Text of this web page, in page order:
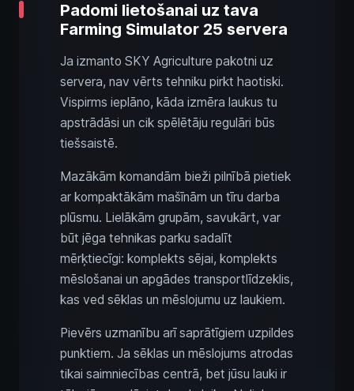
Padomi lietošanai uz tava
Farming Simulator 25 servera
Ja izmanto SKY Agriculture pakotni uz
servera, nav vērts tehniku pirkt haotiski.
Vispirms ieplāno, kāda izmēra laukus tu
apstrādāsi un cik spēlētāju regulāri būs
tiešsaistē.
Mazākām komandām bieži pilnībā pietiek
ar kompaktākām mašīnām un tīru darba
plūsmu. Lielākām grupām, savukārt, var
būt jēga tehnikas parku sadalīt
mērķtiecīgi: komplekts sējai, komplekts
mēslošanai un apgādes transportlīdzeklis,
kas ved sēklas un mēslojumu uz laukiem.
Pievērs uzmanību arī saprātīgiem uzpildes
punktiem. Ja sēklas un mēslojums atrodas
tikai saimniecības centrā, bet jūsu lauki ir